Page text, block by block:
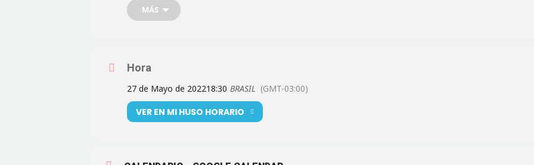
Convidados
MÁS
Hora
27 de Mayo de 202218:30 BRASIL (GMT-03:00)
VER EN MI HUSO HORARIO